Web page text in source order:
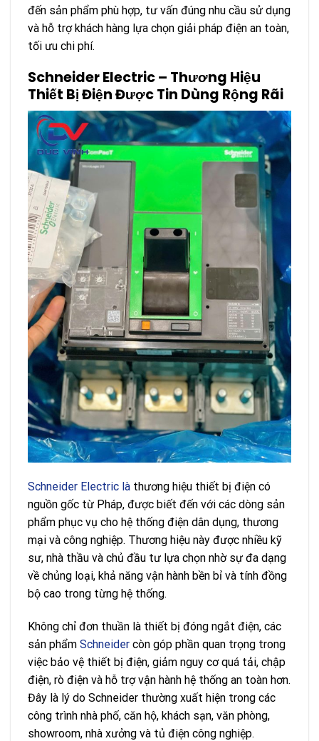
đến sản phẩm phù hợp, tư vấn đúng nhu cầu sử dụng
và hỗ trợ khách hàng lựa chọn giải pháp điện an toàn,
tối ưu chi phí.
Schneider Electric – Thương Hiệu
Thiết Bị Điện Được Tin Dùng Rộng Rãi
Schneider Electric là thương hiệu thiết bị điện có
nguồn gốc từ Pháp, được biết đến với các dòng sản
phẩm phục vụ cho hệ thống điện dân dụng, thương
mại và công nghiệp. Thương hiệu này được nhiều kỹ
sư, nhà thầu và chủ đầu tư lựa chọn nhờ sự đa dạng
về chủng loại, khả năng vận hành bền bỉ và tính đồng
bộ cao trong từng hệ thống.
Không chỉ đơn thuần là thiết bị đóng ngắt điện, các
sản phẩm Schneider còn góp phần quan trọng trong
việc bảo vệ thiết bị điện, giảm nguy cơ quá tải, chập
điện, rò điện và hỗ trợ vận hành hệ thống an toàn hơn.
Đây là lý do Schneider thường xuất hiện trong các
công trình nhà phố, căn hộ, khách sạn, văn phòng,
showroom, nhà xưởng và tủ điện công nghiệp.